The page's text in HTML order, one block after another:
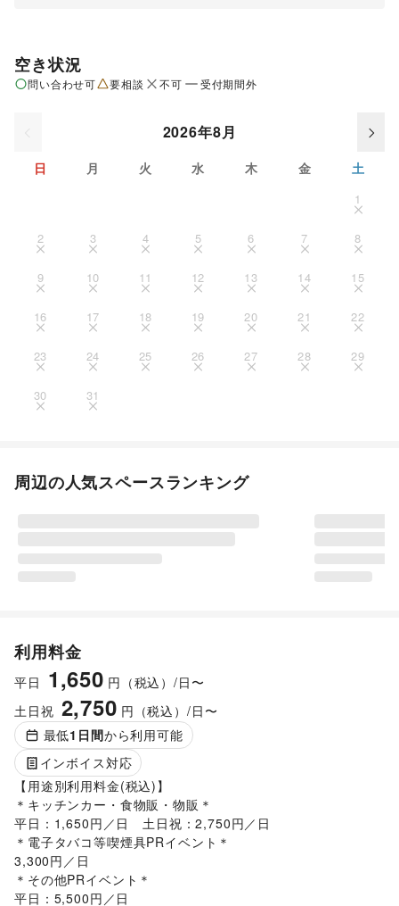
空き状況
問い合わせ可 要相談 不可 受付期間外
2026年8月
日 月 火 水 木 金 土
1
2 3 4 5 6 7 8
9 10 11 12 13 14 15
16 17 18 19 20 21 22
23 24 25 26 27 28 29
30 31
周辺の人気スペースランキング
利用料金
平日 1,650 円（税込）/日〜
土日祝 2,750 円（税込）/日〜
最低1 日間から利用可能
インボイス対応
【用途別利用料金(税込)】
＊キッチンカー・食物販・物販＊
平日：1,650円／日　土日祝：2,750円／日
＊電子タバコ等喫煙具PRイベント＊
3,300円／日
＊その他PRイベント＊
平日：5,500円／日